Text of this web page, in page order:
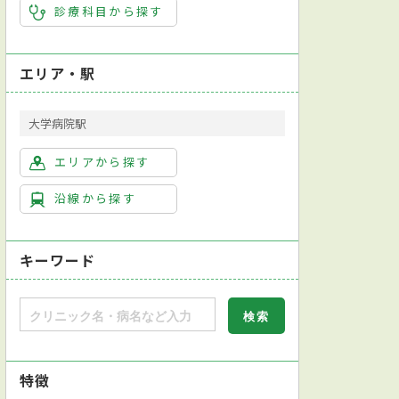
診療科目から探す
エリア・駅
大学病院駅
エリアから探す
沿線から探す
キーワード
特徴